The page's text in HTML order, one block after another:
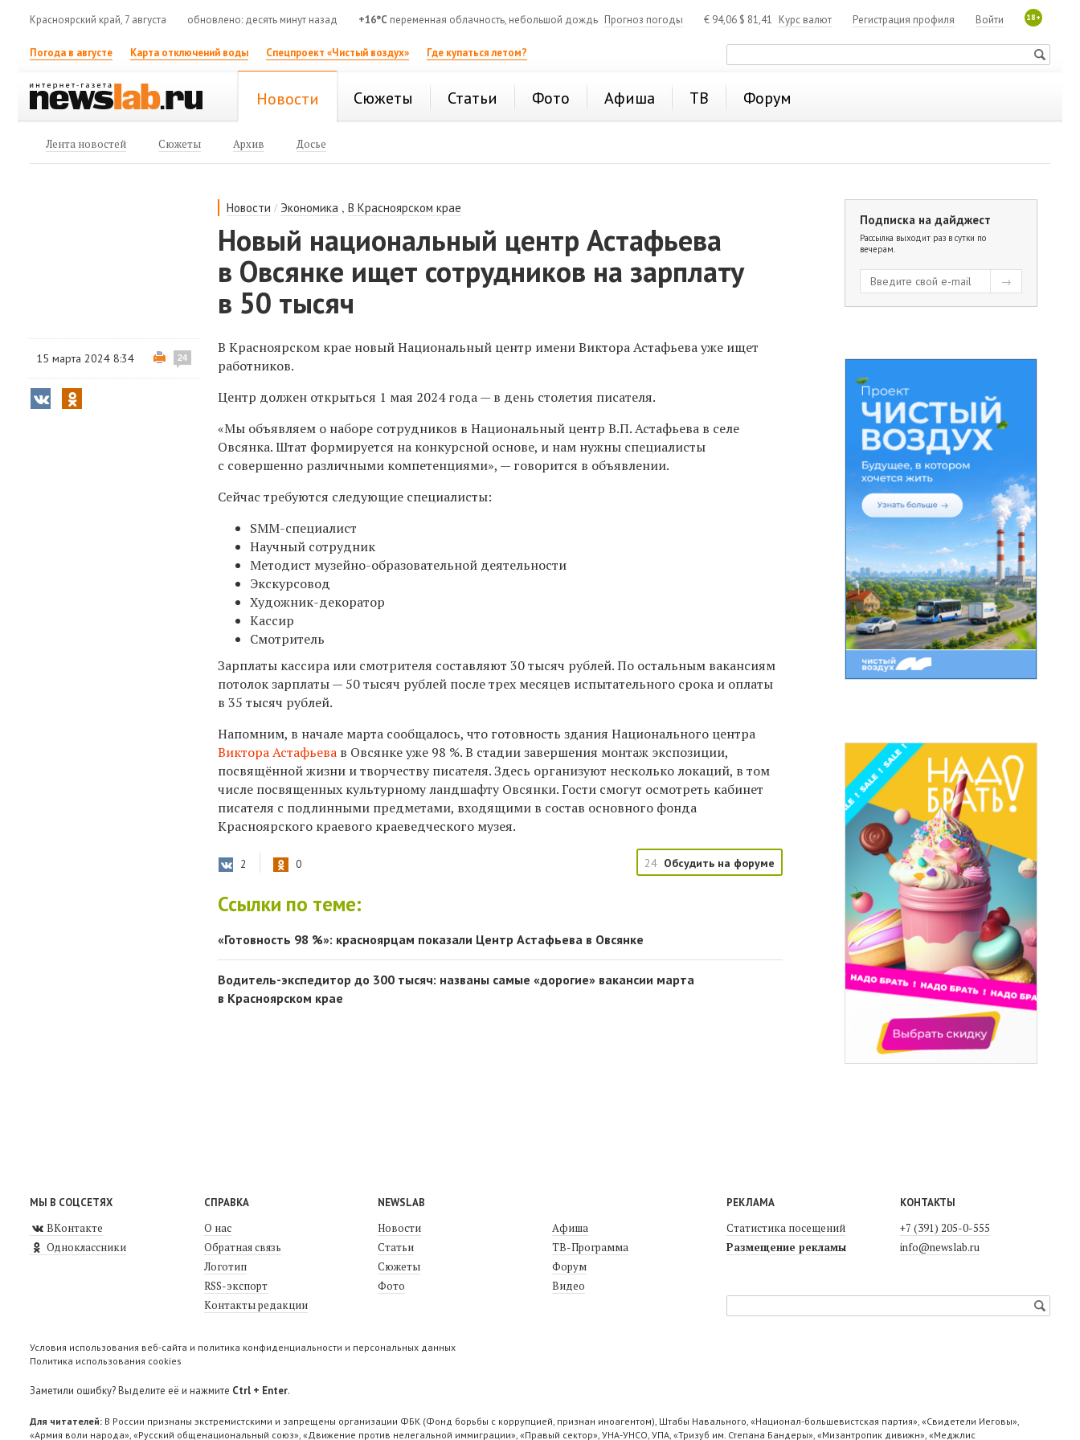
Красноярский край, 7 августа обновлено: десять минут назад +16°C переменная облачность, небольшой дождь Прогноз погоды € 94,06 $ 81,41 Курс валют 18+
Войти
Регистрация профиля
Погода в августе Карта отключений воды Спецпроект «Чистый воздух» Где купаться летом?
Новости Сюжеты Статьи Фото Афиша ТВ Форум
Лента новостей Сюжеты Архив Досье
Новости / Экономика ,В Красноярском крае
Новый национальный центр Астафьева
в Овсянке ищет сотрудников на зарплату
в 50 тысяч
15 марта 2024 8:34 24
В Красноярском крае новый Национальный центр имени Виктора Астафьева уже ищет
работников.
Центр должен открыться 1 мая 2024 года — в день столетия писателя.
«Мы объявляем о наборе сотрудников в Национальный центр В.П. Астафьева в селе
Овсянка. Штат формируется на конкурсной основе, и нам нужны специалисты
с совершенно различными компетенциями», — говорится в объявлении.
Сейчас требуются следующие специалисты:
SMM-специалист
Научный сотрудник
Методист музейно-образовательной деятельности
Экскурсовод
Художник-декоратор
Кассир
Смотритель
Зарплаты кассира или смотрителя составляют 30 тысяч рублей. По остальным вакансиям
потолок зарплаты — 50 тысяч рублей после трех месяцев испытательного срока и оплаты
в 35 тысяч рублей.
Напомним, в начале марта сообщалось, что готовность здания Национального центра
Виктора Астафьева в Овсянке уже 98 %. В стадии завершения монтаж экспозиции,
посвящённой жизни и творчеству писателя. Здесь организуют несколько локаций, в том
числе посвященных культурному ландшафту Овсянки. Гости смогут осмотреть кабинет
писателя с подлинными предметами, входящими в состав основного фонда
Красноярского краевого краеведческого музея.
2 0 24 Обсудить на форуме
Ссылки по теме:
«Готовность 98 %»: красноярцам показали Центр Астафьева в Овсянке
Водитель-экспедитор до 300 тысяч: названы самые «дорогие» вакансии марта
в Красноярском крае
Подписка на дайджест
Рассылка выходит раз в сутки по
вечерам.
МЫ В СОЦСЕТЯХ
ВКонтакте
Одноклассники
СПРАВКА
О нас
Обратная связь
Логотип
RSS-экспорт
Контакты редакции
NEWSLAB
Новости
Статьи
Сюжеты
Фото
Афиша
ТВ-Программа
Форум
Видео
РЕКЛАМА
Статистика посещений
Размещение рекламы
КОНТАКТЫ
+7 (391) 205-0-555
info@newslab.ru
Условия использования веб-сайта и политика конфиденциальности и персональных данных
Политика использования cookies
Заметили ошибку? Выделите её и нажмите Ctrl + Enter.
Для читателей: В России признаны экстремистскими и запрещены организации ФБК (Фонд борьбы с коррупцией, признан иноагентом), Штабы Навального, «Национал-большевистская партия», «Свидетели Иеговы»,
«Армия воли народа», «Русский общенациональный союз», «Движение против нелегальной иммиграции», «Правый сектор», УНА-УНСО, УПА, «Тризуб им. Степана Бандеры», «Мизантропик дивижн», «Меджлис